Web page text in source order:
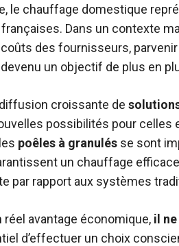
le chauffage domestique
Dans un contexte
des fournisseurs,
un objectif de plus en
croissante de
possibilités pour
poêles à granulés se sont
un chauffage
par rapport aux systèmes
avantage économique, il
d’effectuer un choix